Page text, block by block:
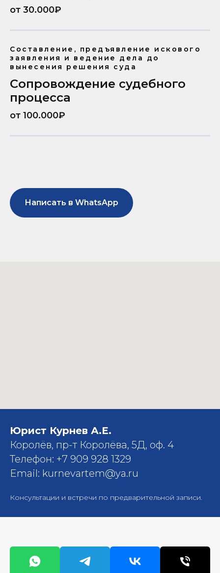
от 30.000₽
Составление, предъявление искового
заявления и ведение дела до
вынесения решения суда
Сопровождение судебного
процесса
от 100.000₽
Написать в WhatsApp
Юрист Курнев А.Е.
Королёв, пр-т Королёва, 5Д, оф. 4
Телефон: +7 909 928 1329
Email: kurnevartem@ya.ru
Консультации и встречи по предварительной записи.